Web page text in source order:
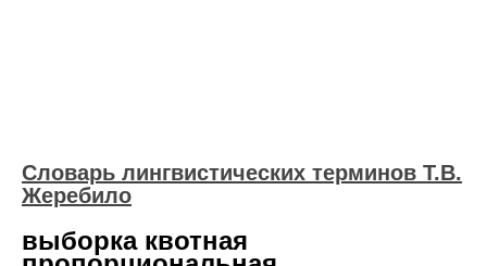
Словарь лингвистических терминов Т.В.
Жеребило
выборка квотная